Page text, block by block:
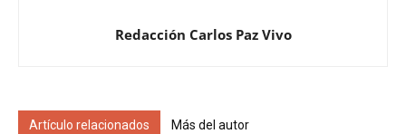
Redacción Carlos Paz Vivo
Artículo relacionados Más del autor